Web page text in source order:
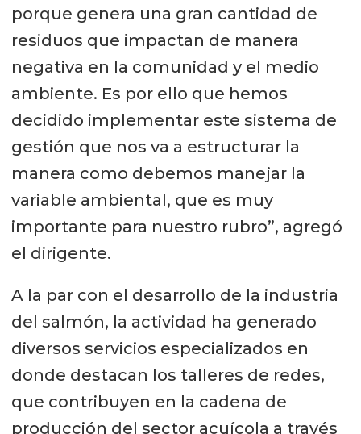
porque genera una gran cantidad de
residuos que impactan de manera
negativa en la comunidad y el medio
ambiente. Es por ello que hemos
decidido implementar este sistema de
gestión que nos va a estructurar la
manera como debemos manejar la
variable ambiental, que es muy
importante para nuestro rubro”, agregó
el dirigente.
A la par con el desarrollo de la industria
del salmón, la actividad ha generado
diversos servicios especializados en
donde destacan los talleres de redes,
que contribuyen en la cadena de
producción del sector acuícola a través